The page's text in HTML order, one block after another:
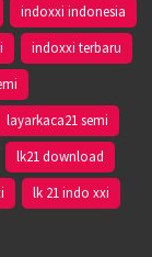
indoxxi indonesia
indoxxi terbaru
layarkaca21 semi
lk21 download
lk 21 indo xxi